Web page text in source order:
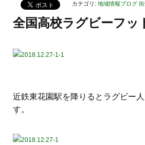
カテゴリ: 地域情報ブログ
全国高校ラグビーフッ
近鉄東花園駅を降りるとラグビー
す。